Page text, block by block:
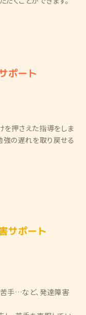
ポート
を押さえた指導をしま
強の遅れを取り戻せる
サポート
手…など、発達障害